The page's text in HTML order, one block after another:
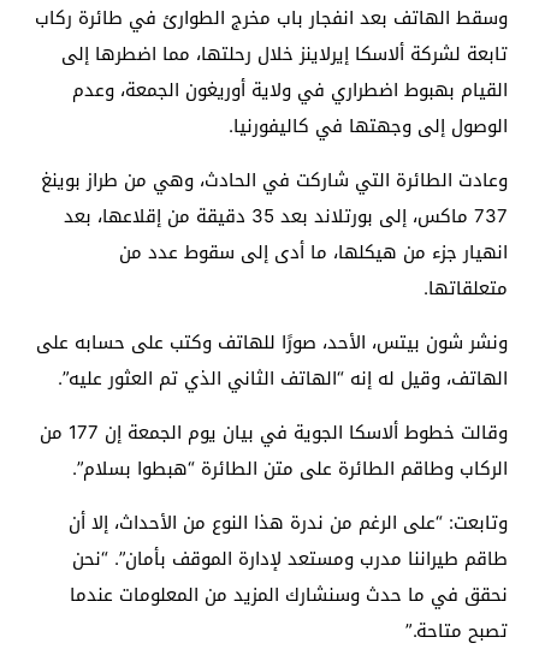
وسقط الهاتف بعد انفجار باب مخرج الطوارئ في طائرة ركاب
تابعة لشركة ألاسكا إيرلاينز خلال رحلتها، مما اضطرها إلى
القيام بهبوط اضطراري في ولاية أوريغون الجمعة، وعدم
الوصول إلى وجهتها في كاليفورنيا.
وعادت الطائرة التي شاركت في الحادث، وهي من طراز بوينغ
737 ماكس، إلى بورتلاند بعد 35 دقيقة من إقلاعها، بعد
انهيار جزء من هيكلها، ما أدى إلى سقوط عدد من
متعلقاتها.
ونشر شون بيتس، الأحد، صورًا للهاتف وكتب على حسابه على
الهاتف، وقيل له إنه “الهاتف الثاني الذي تم العثور عليه”.
وقالت خطوط ألاسكا الجوية في بيان يوم الجمعة إن 177 من
الركاب وطاقم الطائرة على متن الطائرة “هبطوا بسلام”.
وتابعت: “على الرغم من ندرة هذا النوع من الأحداث، إلا أن
طاقم طيراننا مدرب ومستعد لإدارة الموقف بأمان”. “نحن
نحقق في ما حدث وسنشارك المزيد من المعلومات عندما
تصبح متاحة.”